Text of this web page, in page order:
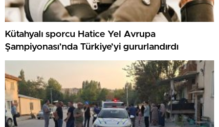
Kütahyalı sporcu Hatice Yel Avrupa
Şampiyonası’nda Türkiye’yi gururlandırdı